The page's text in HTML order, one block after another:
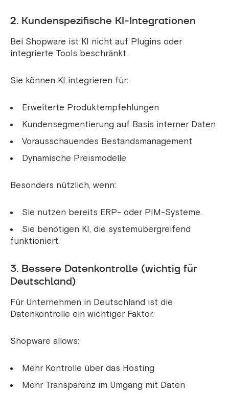
2. Kundenspezifische KI-Integrationen
Bei Shopware ist KI nicht auf Plugins oder
integrierte Tools beschränkt.
Sie können KI integrieren für:
Erweiterte Produktempfehlungen
Kundensegmentierung auf Basis interner Daten
Vorausschauendes Bestandsmanagement
Dynamische Preismodelle
Besonders nützlich, wenn:
Sie nutzen bereits ERP- oder PIM-Systeme.
Sie benötigen KI, die systemübergreifend
funktioniert.
3. Bessere Datenkontrolle (wichtig für
Deutschland)
Für Unternehmen in Deutschland ist die
Datenkontrolle ein wichtiger Faktor.
Shopware allows:
Mehr Kontrolle über das Hosting
Mehr Transparenz im Umgang mit Daten